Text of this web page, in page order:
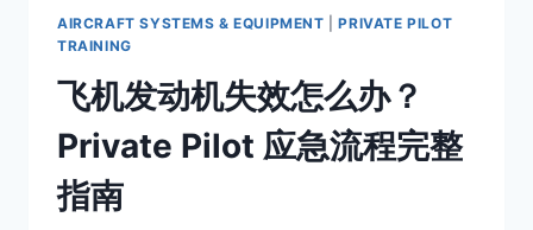
么
AIRCRAFT SYSTEMS & EQUIPMENT |PRIVATE PILOT
TRAINING
飞机发动机失效怎么办？
Private Pilot 应急流程完整
指南